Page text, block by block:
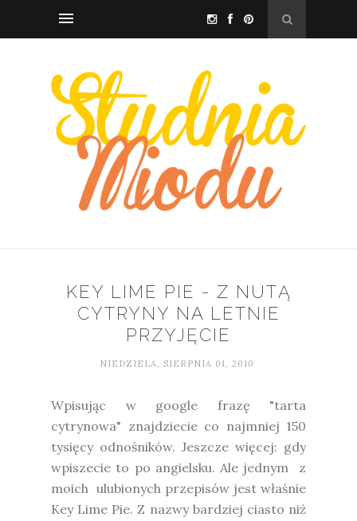
KEY LIME PIE - Z NUTĄ
CYTRYNY NA LETNIE
PRZYJĘCIE
NIEDZIELA, SIERPNIA 01, 2010
Wpisując w google frazę "tarta
cytrynowa" znajdziecie co najmniej 150
tysięcy odnośników. Jeszcze więcej: gdy
wpiszecie to po angielsku. Ale jednym z
moich ulubionych przepisów jest właśnie
Key Lime Pie. Z nazwy bardziej ciasto niż